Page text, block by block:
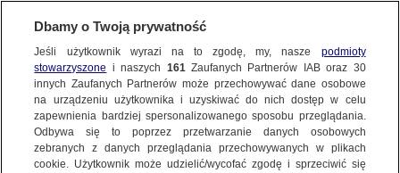
NAJNOWSZE
ZOBACZ FAKTY
Dzień dobry!
Jedno konto do wszystkich usług
Dbamy o Twoją prywatność
Jeśli użytkownik wyrazi na to zgodę, my, nasze podmioty
stowarzyszone i naszych 161Zaufanych Partnerów IAB oraz 30
innych Zaufanych Partnerów może przechowywać dane osobowe
na urządzeniu użytkownika i uzyskiwać do nich dostęp w celu
zapewnienia bardziej spersonalizowanego sposobu przeglądania.
Odbywa się to poprzez przetwarzanie danych osobowych
zebranych z danych przeglądania przechowywanych w plikach
cookie. Użytkownik może udzielić/wycofać zgodę i sprzeciwić się